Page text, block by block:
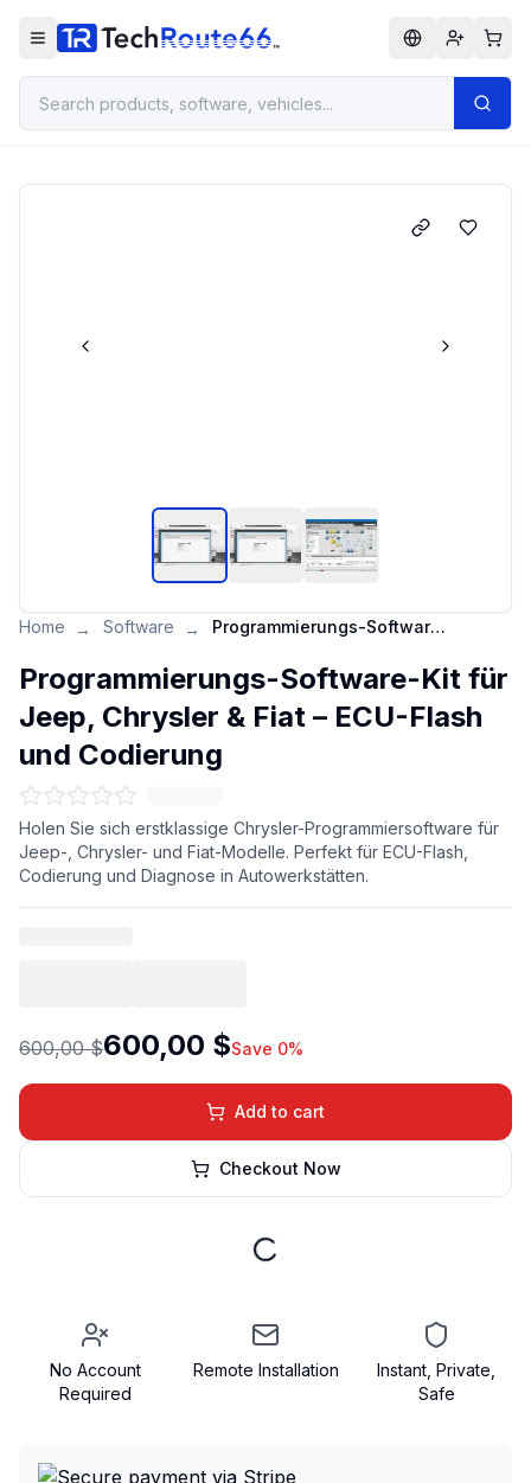
Home → Software → Programmierungs-Software-Kit für Jeep, Chrysler & Fiat – ECU-Flash und Codierung
Programmierungs-Software-Kit für
Jeep, Chrysler & Fiat – ECU-Flash
und Codierung
Holen Sie sich erstklassige Chrysler-Programmiersoftware für
Jeep-, Chrysler- und Fiat-Modelle. Perfekt für ECU-Flash,
Codierung und Diagnose in Autowerkstätten.
600,00 $600,00 $Save 0%
Add to cart
Checkout Now
No Account
Required
Remote Installation
Instant, Private,
Safe